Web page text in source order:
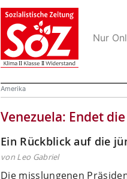
Nur
Amerika
Venezuela: Endet
Ein Rückblick auf die
von Leo Gabriel
Die misslungenen